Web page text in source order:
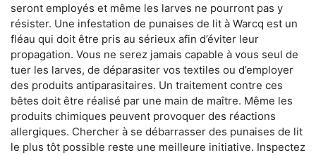
seront employés et même les larves ne pourront pas y
résister. Une infestation de punaises de lit à Warcq est un
fléau qui doit être pris au sérieux afin d’éviter leur
propagation. Vous ne serez jamais capable à vous seul de
tuer les larves, de déparasiter vos textiles ou d’employer
des produits antiparasitaires. Un traitement contre ces
bêtes doit être réalisé par une main de maître. Même les
produits chimiques peuvent provoquer des réactions
allergiques. Chercher à se débarrasser des punaises de lit
le plus tôt possible reste une meilleure initiative. Inspectez